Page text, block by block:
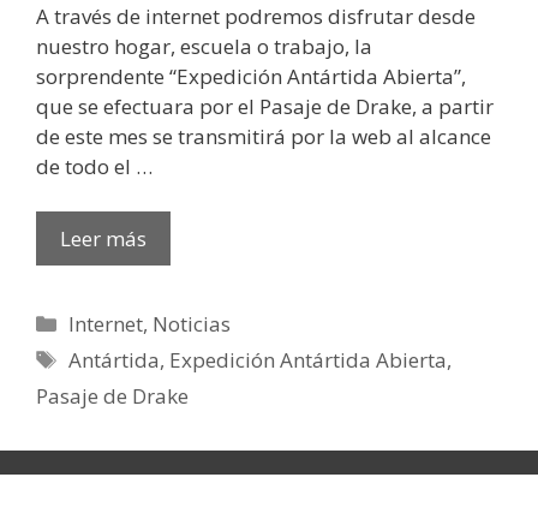
A través de internet podremos disfrutar desde
nuestro hogar, escuela o trabajo, la
sorprendente “Expedición Antártida Abierta”,
que se efectuara por el Pasaje de Drake, a partir
de este mes se transmitirá por la web al alcance
de todo el …
Leer más
Categorías
Internet, Noticias
Etiquetas
Antártida, Expedición Antártida Abierta,
Pasaje de Drake